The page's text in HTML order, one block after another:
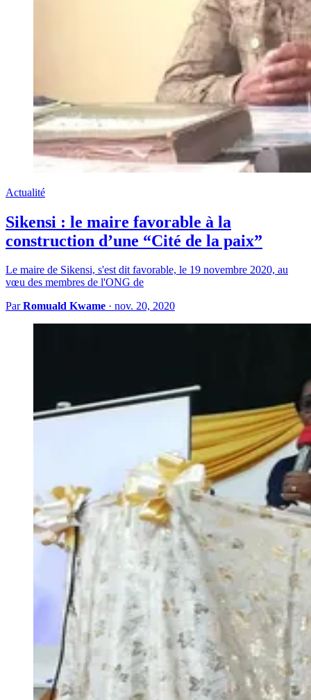
Actualité
Sikensi : le maire favorable à la
construction d’une “Cité de la paix”
Le maire de Sikensi, s'est dit favorable, le 19 novembre 2020, au
vœu des membres de l'ONG de
ParRomuald Kwame · nov. 20, 2020